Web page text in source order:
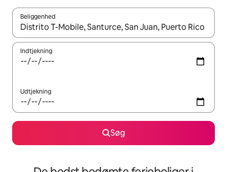
Beliggenhed
Når resultaterne er tilgængelige, skal du navigere med
Indtjekning
Udtjekning
Søg